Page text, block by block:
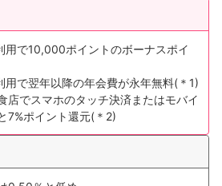
用で10,000ポイントのボーナスポイ
で翌年以降の年会費が永年無料(＊1)
店でスマホのタッチ決済またはモバイ
7%ポイント還元(＊2)